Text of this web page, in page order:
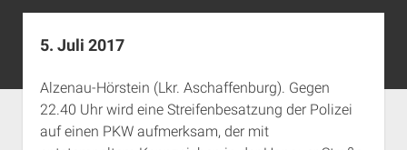
facebook
rss info@aida-archiv.de
Aktuelles
Termine
open
dropdown
5. Juli 2017
Alzenau-Hörstein (Lkr. Aschaffenburg). Gegen
22.40 Uhr wird eine Streifenbesatzung der Polizei
auf einen PKW aufmerksam, der mit